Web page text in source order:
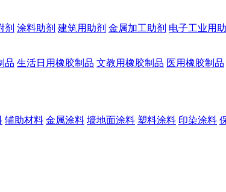
剂 涂料助剂 建筑用助剂 金属加工助剂 电子工业用
品 生活日用橡胶制品 文教用橡胶制品 医用橡胶制品
辅助材料 金属涂料 墙地面涂料 塑料涂料 印染涂料